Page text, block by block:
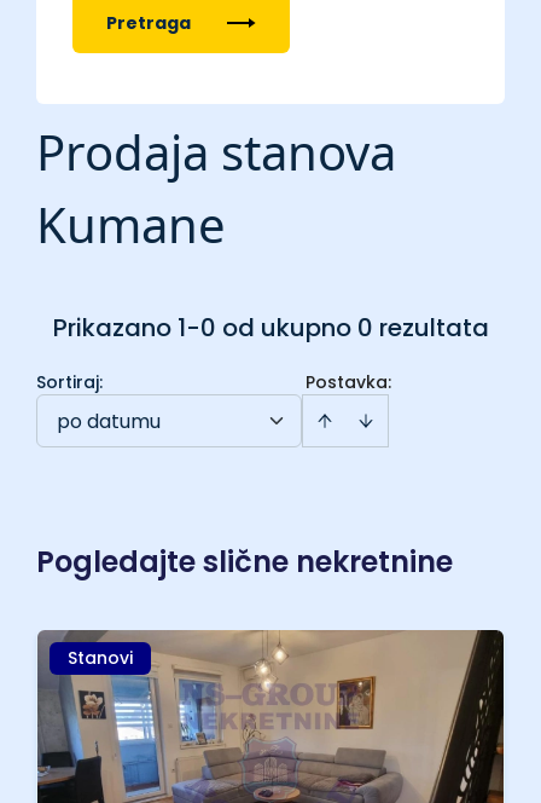
Pretraga
Prodaja stanova
Kumane
Prikazano 1-0 od ukupno 0 rezultata
Postavka:
Sortiraj:
po datumu
Pogledajte slične nekretnine
Stanovi